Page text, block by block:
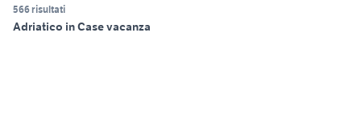
566 risultati
Adriatico in Case vacanza